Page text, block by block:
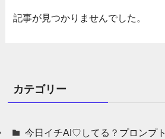
記事が見つかりませんでした。
カテゴリー
今日イチAI♡してる？プロンプト